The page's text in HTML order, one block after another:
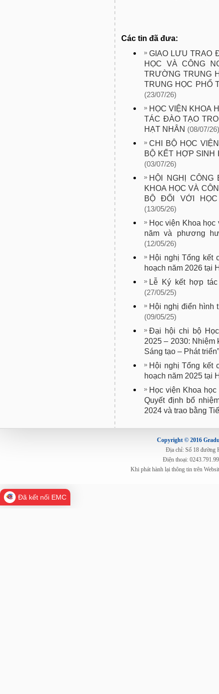
Các tin đã đưa:
GIAO LƯU TRAO
HỌC VÀ CÔNG
TRƯỜNG TRUNG
TRUNG HỌC PHỔ
(23/07/26)
HỌC VIỆN KHOA
TÁC ĐÀO TẠO
HẠT NHÂN (08/07/26)
CHI BỘ HỌC
BỘ KẾT HỢP SINH
(03/07/26)
HỘI NGHỊ
KHOA HỌC VÀ
BỘ ĐỐI VỚI
(13/05/26)
Học viện Khoa học
năm và phương
(12/05/26)
Hội nghị Tổng kết
hoạch năm 2026 tại
Lễ Ký kết hợp
(27/05/25)
Hội nghị điển hình
(09/05/25)
Đại hội chi bộ
2025 – 2030:
Sáng tạo – Phát triển”
Hội nghị Tổng kết
hoạch năm 2025 tại
Học viện Khoa
Quyết định bổ
2024 và trao bằng
Copyright © 2016
Địa chỉ: Số 18 đường
Điện thoại:
Khi phát hành lại thông tin trên
Đã kết nối EMC